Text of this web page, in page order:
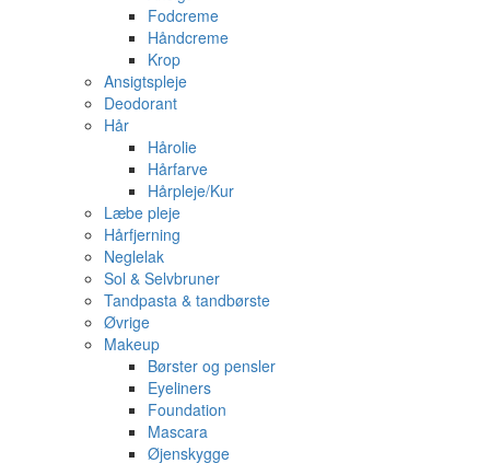
Fodcreme
Håndcreme
Krop
Ansigtspleje
Deodorant
Hår
Hårolie
Hårfarve
Hårpleje/Kur
Læbe pleje
Hårfjerning
Neglelak
Sol & Selvbruner
Tandpasta & tandbørste
Øvrige
Makeup
Børster og pensler
Eyeliners
Foundation
Mascara
Øjenskygge